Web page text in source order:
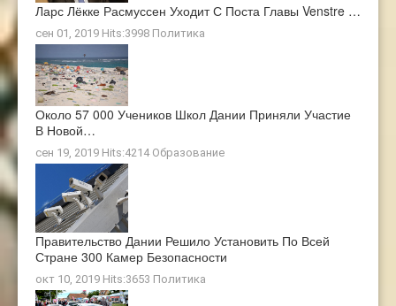
Ларс Лёкке Расмуссен Уходит С Поста Главы Venstre …
сен 01, 2019 Hits:3998 Политика
Около 57 000 Учеников Школ Дании Приняли Участие
В Новой…
сен 19, 2019 Hits:4214 Образование
Правительство Дании Решило Установить По Всей
Стране 300 Камер Безопасности
окт 10, 2019 Hits:3653 Политика